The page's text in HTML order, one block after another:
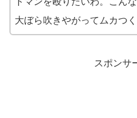
大ぼら吹きやがってムカつく
スポンサ